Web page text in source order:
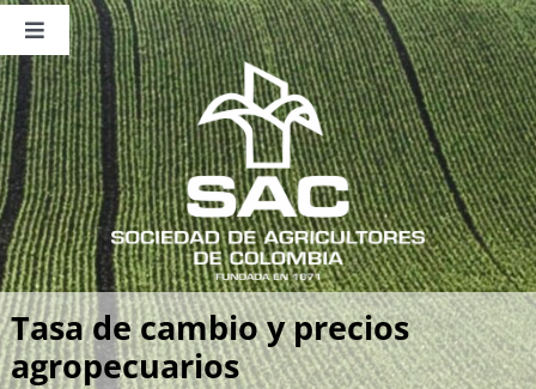
Saltar
contenido
Toggle
Navigation
Nosotros
Publicaciones
Sala de Prensa
Eventos
Tasa de cambio y precios
agropecuarios